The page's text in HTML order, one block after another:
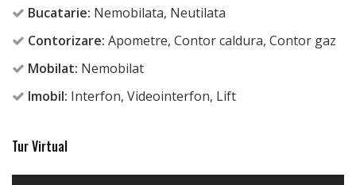
Bucatarie: Nemobilata, Neutilata
Contorizare: Apometre, Contor caldura, Contor gaz
Mobilat: Nemobilat
Imobil: Interfon, Videointerfon, Lift
Tur Virtual